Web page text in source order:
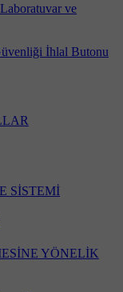
Laboratuvar ve
İhlal Butonu